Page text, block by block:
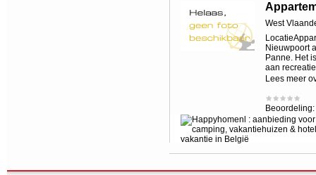
West
Nieuwpoort
Panne. Het
aan
Lees meer
Beoordeling: